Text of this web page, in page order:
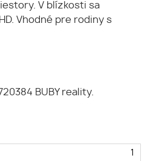
V blízkosti sa
Vhodné pre rodiny s
BUBY reality.
1